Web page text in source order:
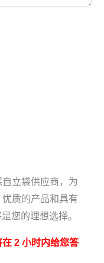
立袋供应商，为
质的产品和具有
您的理想选择。
2 小时内给您答